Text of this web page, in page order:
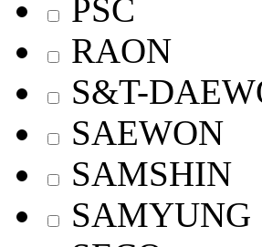
PSC
RAON
S&T-
SAEWON
SAMSHIN
SAMYUNG